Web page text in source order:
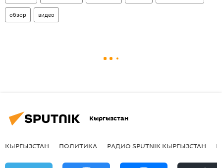
обзор видео
Кыргызстан
КЫРГЫЗСТАН ПОЛИТИКА РАДИО SPUTNIK КЫРГЫЗСТАН